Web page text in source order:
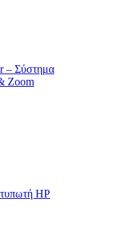
– Σύστημα
Zoom
HP